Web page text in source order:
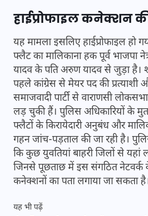
हाईप्रोफाइल कनेक्शन
यह मामला इसलिए हाईप्रोफाइल हो
फ्लैट का मालिकाना हक पूर्व भाजपा
यादव के पति अरुण यादव से जुड़ा है।
पहले कांग्रेस से मेयर पद की प्रत्याशी
समाजवादी पार्टी से वाराणसी
लड़ चुकी हैं। पुलिस अधिकारियों के
फ्लैटों के किरायेदारी अनुबंध और
गहन जांच-पड़ताल की जा रही है।
कि कुछ युवतियां बाहरी जिलों से यहां
जिनसे पूछताछ में इस संगठित नेटवर्क
कनेक्शनों का पता लगाया जा सकता
यह भी पढ़ें